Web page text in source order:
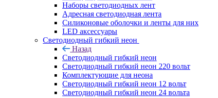
Наборы светодиодных лент
Адресная светодиодная лента
Силиконовые оболочки и ленты для них
LED аксессуары
Светодиодный гибкий неон
Назад
Светодиодный гибкий неон
Светодиодный гибкий неон 220 вольт
Комплектующие для неона
Светодиодный гибкий неон 12 вольт
Светодиодный гибкий неон 24 вольта